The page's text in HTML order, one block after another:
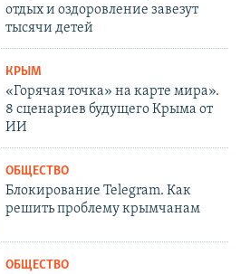
отдых и оздоровление завезут
тысячи детей
КРЫМ
«Горячая точка» на карте мира».
8 сценариев будущего Крыма от
ИИ
ОБЩЕСТВО
Блокирование Telegram. Как
решить проблему крымчанам
ОБЩЕСТВО